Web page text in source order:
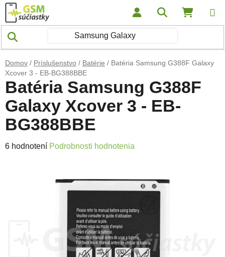
Prejsť na obsah Hľadať
Domov / Príslušenstvo / Batérie / Batéria Samsung G388F Galaxy
Xcover 3 - EB-BG388BBE
Batéria Samsung G388F
Galaxy Xcover 3 - EB-
BG388BBE
Priemerné hodnotenie produktu je 5,0 z 5 hviezdičiek.
6 hodnotení Podrobnosti hodnotenia